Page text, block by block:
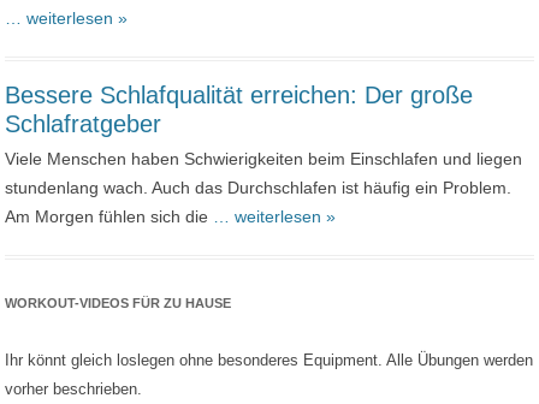
… weiterlesen »
Bessere Schlafqualität erreichen: Der große
Schlafratgeber
Viele Menschen haben Schwierigkeiten beim Einschlafen und liegen
stundenlang wach. Auch das Durchschlafen ist häufig ein Problem.
Am Morgen fühlen sich die
… weiterlesen »
WORKOUT-VIDEOS FÜR ZU HAUSE
Ihr könnt gleich loslegen ohne besonderes Equipment. Alle Übungen werden
vorher beschrieben.